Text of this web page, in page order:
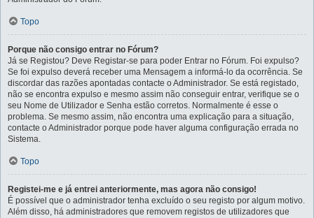
Topo
Porque não consigo entrar no Fórum?
Já se Registou? Deve Registar-se para poder Entrar no Fórum. Foi expulso?
Se foi expulso deverá receber uma Mensagem a informá-lo da ocorrência. Se
discordar das razões apontadas contacte o Administrador. Se está registado,
não se encontra expulso e mesmo assim não conseguir entrar, verifique se o
seu Nome de Utilizador e Senha estão corretos. Normalmente é esse o
problema. Se mesmo assim, não encontra uma explicação para a situação,
contacte o Administrador porque pode haver alguma configuração errada no
Sistema.
Topo
Registei-me e já entrei anteriormente, mas agora não consigo!
É possível que o administrador tenha excluído o seu registo por algum motivo.
Além disso, há administradores que removem registos de utilizadores que